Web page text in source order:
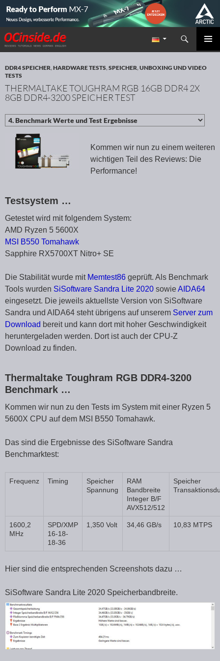
Redaktion ocinside.de PC Hardware Portal
Suchen
ZUM INHALT SPRINGEN
DDR4 SPEICHER,HARDWARE TESTS,SPEICHER,UNBOXING UND VIDEO
TESTS
THERMALTAKE TOUGHRAM RGB 16GB DDR4 2X
8GB DDR4-3200 SPEICHER TEST
Kommen wir nun zu einem weiteren
wichtigen Teil des Reviews: Die
Performance!
Testsystem …
Getestet wird mit folgendem System:
AMD Ryzen 5 5600X
MSI B550 Tomahawk
Sapphire RX5700XT Nitro+ SE
Die Stabilität wurde mit Memtest86 geprüft. Als Benchmark
Tools wurden SiSoftware Sandra Lite 2020 sowieAIDA64
eingesetzt. Die jeweils aktuellste Version von SiSoftware
Sandra und AIDA64 steht übrigens auf unserem Server zum
Download bereit und kann dort mit hoher Geschwindigkeit
heruntergeladen werden. Dort ist auch der CPU-Z
Download zu finden.
Thermaltake Toughram RGB DDR4-3200
Benchmark …
Kommen wir nun zu den Tests im System mit einer Ryzen 5
5600X CPU auf dem MSI B550 Tomahawk.
Das sind die Ergebnisse des SiSoftware Sandra
Benchmarktest:
Frequenz Timing
Speicher
Spannung
RAM
Bandbreite
Integer B/F
AVX512/512
Speicher
1600,2
MHz
SPD/XMP
16-18-
18-36
1,350 Volt 34,46 GB/s 10,83 MTPS
Hier sind die entsprechenden Screenshots dazu …
SiSoftware Sandra Lite 2020 Speicherbandbreite.